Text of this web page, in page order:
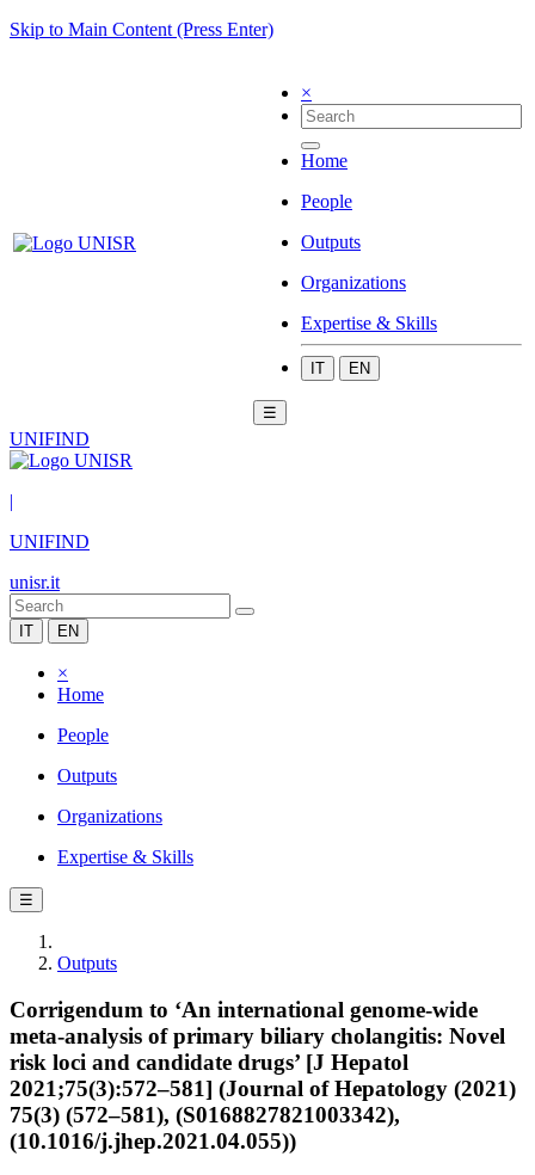
Skip to Main Content (Press Enter)
×
Home
People
Outputs
Organizations
Expertise & Skills
IT EN
☰
UNIFIND
|
UNIFIND
unisr.it
IT EN
×
Home
People
Outputs
Organizations
Expertise & Skills
☰
Outputs
Corrigendum to ‘An international genome-wide
meta-analysis of primary biliary cholangitis: Novel
risk loci and candidate drugs’ [J Hepatol
2021;75(3):572–581] (Journal of Hepatology (2021)
75(3) (572–581), (S0168827821003342),
(10.1016/j.jhep.2021.04.055))